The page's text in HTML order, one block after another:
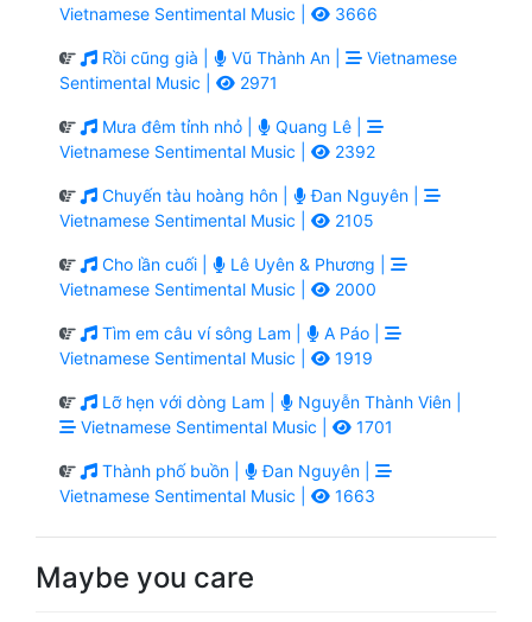
Vietnamese Sentimental Music |
3666
Rồi cũng già | Vũ Thành An |
Vietnamese
Sentimental Music |
2971
Mưa đêm tỉnh nhỏ |
Quang Lê |
Vietnamese Sentimental Music |
2392
Chuyến tàu hoàng hôn |
Đan Nguyên |
Vietnamese Sentimental Music |
2105
Cho lần cuối |
Lê Uyên & Phương |
Vietnamese Sentimental Music |
2000
Tìm em câu ví sông Lam |
A Páo |
Vietnamese Sentimental Music |
1919
Lỡ hẹn với dòng Lam |
Nguyễn Thành Viên |
Vietnamese Sentimental Music |
1701
Thành phố buồn |
Đan Nguyên |
Vietnamese Sentimental Music |
1663
Maybe you care